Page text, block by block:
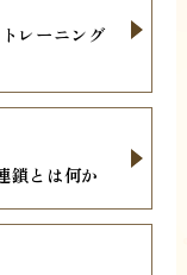
レーニング
鎖とは何か